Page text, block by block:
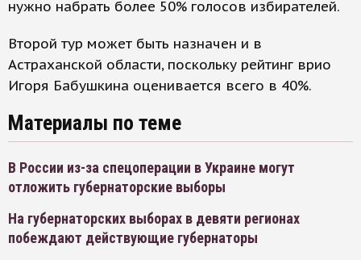
нужно набрать более 50% голосов избирателей.
Второй тур может быть назначен и в
Астраханской области, поскольку рейтинг врио
Игоря Бабушкина оценивается всего в 40%.
Материалы по теме
В России из-за спецоперации в Украине могут
отложить губернаторские выборы
На губернаторских выборах в девяти регионах
побеждают действующие губернаторы